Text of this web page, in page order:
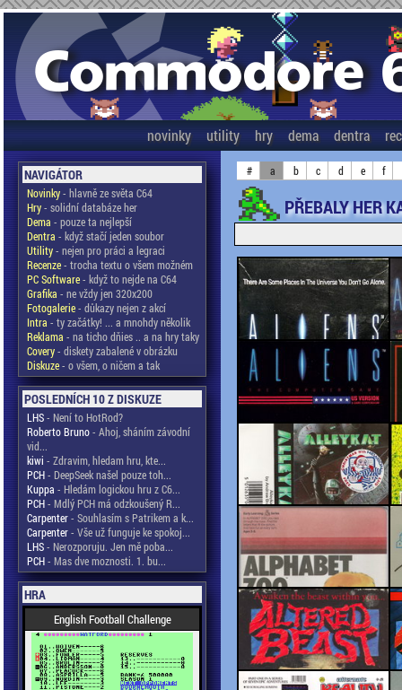
novinky utility hry dema dentra
NAVIGÁTOR
Novinky- hlavně ze světa C64
Hry- solidní databáze her
Dema - pouze ta nejlepší
Dentra - když stačí jeden soubor
Utility- nejen pro práci a legraci
Recenze- trocha textu o všem možném
PC Software- když to nejde na C64
Grafika - ne vždy jen 320x200
Fotogalerie- důkazy nejen z akcí
Intra - ty začátky! ... a mnohdy několik
Reklama - na ticho dňies .. a na hry taky
Covery- diskety zabalené v obrázku
Diskuze- o všem, o ničem a tak
POSLEDNÍCH 10 Z DISKUZE
LHS- Není to HotRod?
Roberto Bruno- Ahoj, sháním závodní
vid...
kiwi - Zdravim, hledam hru, kte...
PCH- DeepSeek našel pouze toh...
Kuppa - Hledám logickou hru z C6...
PCH- Mdlý PCH má odzkoušený R...
Carpenter- Souhlasím s Patrikem a k...
Carpenter- Vše už funguje ke spokoj...
LHS- Nerozporuju. Jen mě poba...
PCH- Mas dve moznosti. 1. bu...
HRA
English Football Challenge
# a b c d e f
PŘEBALY HER